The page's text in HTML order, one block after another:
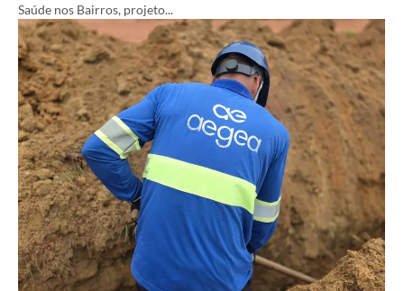
Saúde nos Bairros, projeto...